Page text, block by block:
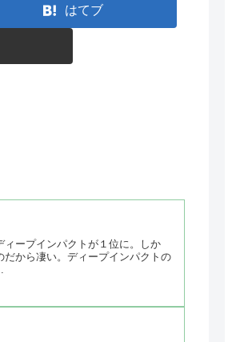
はてブ
ープインパクトが１位に。しか
から凄い。ディープインパクトの